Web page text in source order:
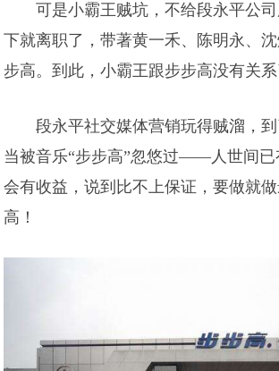
可是小霸王贼坑，不给段永平公
下就离职了，带著黄一禾、陈明永、
步高。到此，小霸王跟步步高没有关系
段永平社交媒体营销玩得贼溜，
当被音乐“步步高”忽悠过——人世间已
会有收益，说到比不上保证，要做就
高！